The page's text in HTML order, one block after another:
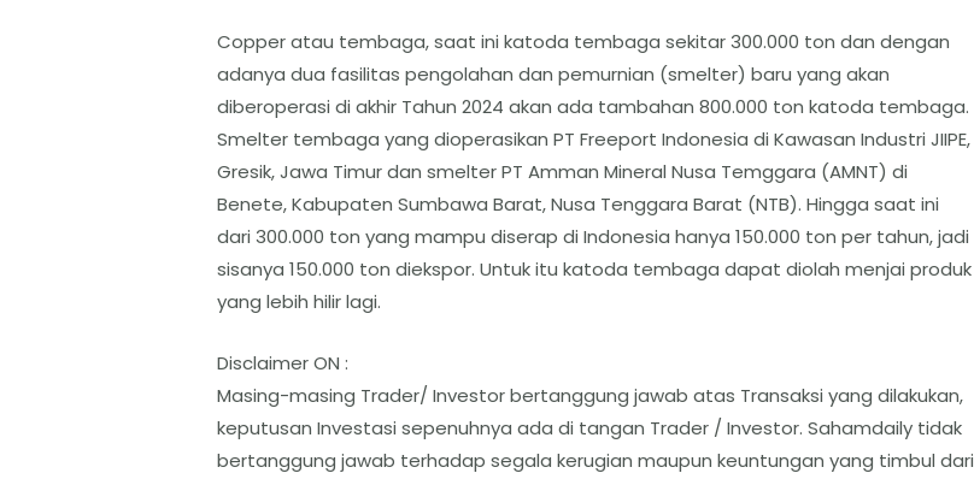
Copper atau tembaga, saat ini katoda tembaga sekitar 300.000 ton dan dengan
adanya dua fasilitas pengolahan dan pemurnian (smelter) baru yang akan
diberoperasi di akhir Tahun 2024 akan ada tambahan 800.000 ton katoda tembaga.
Smelter tembaga yang dioperasikan PT Freeport Indonesia di Kawasan Industri JIIPE,
Gresik, Jawa Timur dan smelter PT Amman Mineral Nusa Temggara (AMNT) di
Benete, Kabupaten Sumbawa Barat, Nusa Tenggara Barat (NTB). Hingga saat ini
dari 300.000 ton yang mampu diserap di Indonesia hanya 150.000 ton per tahun, jadi
sisanya 150.000 ton diekspor. Untuk itu katoda tembaga dapat diolah menjai produk
yang lebih hilir lagi.
Disclaimer ON :
Masing-masing Trader/ Investor bertanggung jawab atas Transaksi yang dilakukan,
keputusan Investasi sepenuhnya ada di tangan Trader / Investor. Sahamdaily tidak
bertanggung jawab terhadap segala kerugian maupun keuntungan yang timbul dari